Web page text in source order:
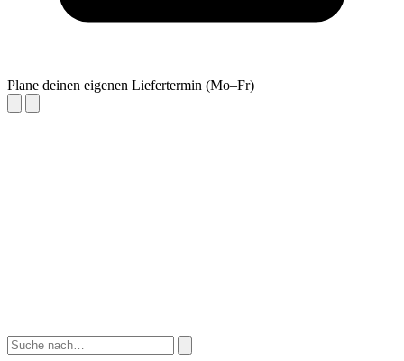
Plane deinen eigenen Liefertermin (Mo–Fr)